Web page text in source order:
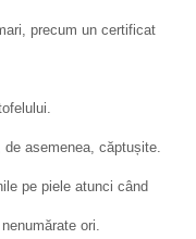
precum un certificat
asemenea, căptușite.
pe piele atunci când
ori.